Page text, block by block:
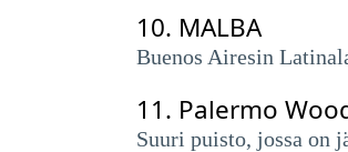
10. MALBA
Buenos Airesin
11. Palermo
Suuri puisto, jossa on